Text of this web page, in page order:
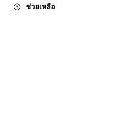
ช่วยเหลือ